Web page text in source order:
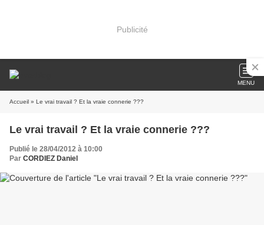
Publicité
MENU
Accueil » Le vrai travail ? Et la vraie connerie ???
Le vrai travail ? Et la vraie connerie ???
Publié le 28/04/2012 à 10:00
Par CORDIEZ Daniel